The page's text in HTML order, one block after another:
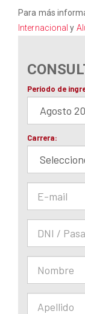
Para más
Internacional y